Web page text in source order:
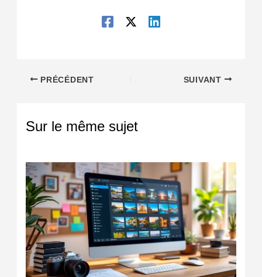
PRÉCÉDENT SUIVANT
Sur le même sujet